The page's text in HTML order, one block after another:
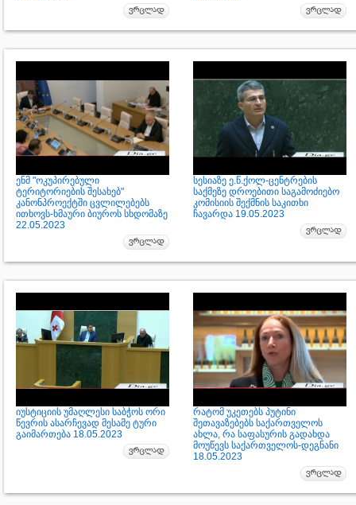
ენმ "ოკუპირებული
ტერიტორიების შესახებ"
კანონპროექტში ცვლილებებს
ითხოვს-ხმაური ბიუროს სხდომაზე
22.05.2023
სესიაზე ე.წ.ქოლ-ცენტრების
საქმეზე დროებითი საგამოძიებო
კომისიის შექმნის საკითხი
ჩავარდა 19.05.2023
იუსტიციის უმაღლესი საბჭოს ორი
წევრის ასარჩევად მესამე ტური
გაიმართება 18.05.2023
რატომ უკეთებს პუტინი
შეთავაზებებს საქართველოს
ახლა, რა საფასურის გადახდა
მოუწევს საქართველოს-დეგნანი
18.05.2023